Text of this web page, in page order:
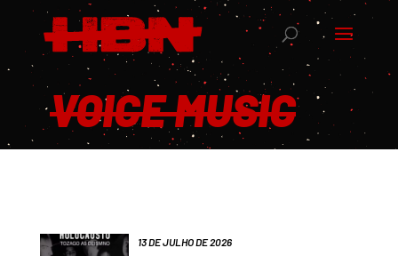
VOICE MUSIC
13 DE JULHO DE 2026